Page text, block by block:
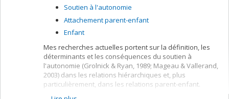
Soutien à l'autonomie
Attachement parent-enfant
Enfant
Mes recherches actuelles portent sur la définition, les
déterminants et les conséquences du soutien à
l'autonomie (Grolnick & Ryan, 1989; Mageau & Vallerand,
2003) dans les relations hiérarchiques et, plus
particulièrement, dans les relations parent-enfant.